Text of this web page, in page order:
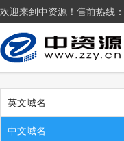
欢迎来到中资源！售前热线：
英文域名
中文域名
.fashion .beer
.work .ink
.wiki .design
.tv
.fan